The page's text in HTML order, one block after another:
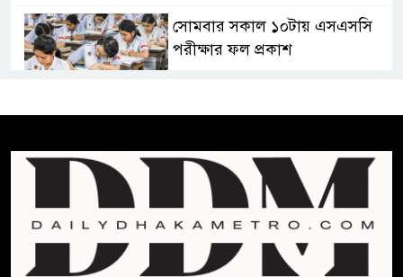
সোমবার সকাল ১০টায় এসএসসি
পরীক্ষার ফল প্রকাশ
প্রধানমন্ত্রী
ফিফা সভাপতির বিরুদ্ধে এবার
‘নারী সংক্রান্ত অভিযোগ